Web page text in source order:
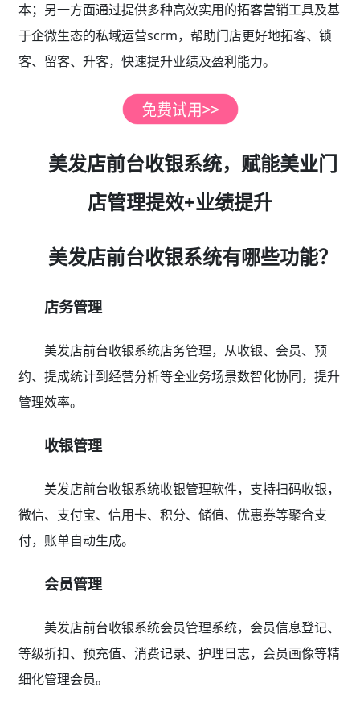
本；另一方面通过提供多种高效实用的拓客营销工具及基
于企微生态的私域运营scrm，帮助门店更好地拓客、锁
客、留客、升客，快速提升业绩及盈利能力。
美发店前台收银系统，赋能美业门
店管理提效+业绩提升
美发店前台收银系统有哪些功能？
店务管理
美发店前台收银系统店务管理，从收银、会员、预
约、提成统计到经营分析等全业务场景数智化协同，提升
管理效率。
收银管理
美发店前台收银系统收银管理软件，支持扫码收银，
微信、支付宝、信用卡、积分、储值、优惠券等聚合支
付，账单自动生成。
会员管理
美发店前台收银系统会员管理系统，会员信息登记、
等级折扣、预充值、消费记录、护理日志，会员画像等精
细化管理会员。